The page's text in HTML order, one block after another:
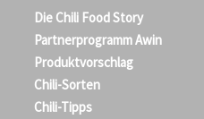
Die Chili Food Story
Partnerprogramm Awin
Produktvorschlag
Chili-Sorten
Chili-Tipps